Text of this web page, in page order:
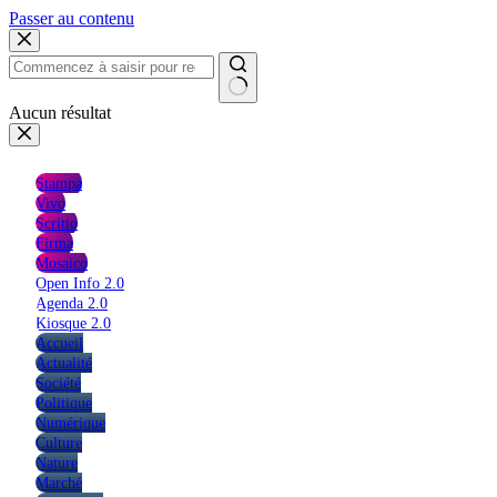
Passer au contenu
Aucun résultat
Stampa
Vivo
Scritto
Firma
Mosaico
Open Info 2.0
Agenda 2.0
Kiosque 2.0
Accueil
Actualité
Société
Politique
Numérique
Culture
Nature
Marché